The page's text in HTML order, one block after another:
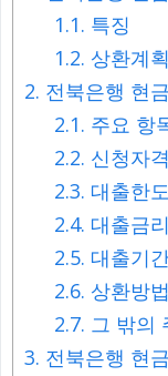
1.1. 특징
1.2. 상환계
2. 전북은행 현
2.1. 주요 항
2.2. 신청자격
2.3. 대출한도
2.4. 대출금리
2.5. 대출기
2.6. 상환방법
2.7. 그 밖의
3. 전북은행 현